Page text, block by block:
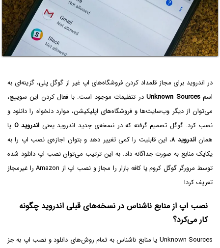
در اندروید برای مجاز قلمداد کردن فروشگاه‌های اپ غیر از گوگل پلی، گزینه‌ای به
اسمUnknown Sourcesدر تنظیمات موجود است. با فعال کردن این سوییچ،
می‌توان از دیگر وب‌سایت‌ها و فروشگاه‌های اپلیکیشن، موارد دلخواه را دانلود و
نصب کرد. گوگل تصمیم گرفته که در نسخه‌ی جدید اندروید یعنی اندروید O‌
یا
هماناندروید ۸ ، این قابلیت را کمی تغییر دهد و بتوان اجازه‌ی نصب اپ را به
یکایک منابع به صورت جداگانه داد. به این ترتیب می‌توان نصب اپ دانلود شده
توسط مرورگر گوگل کروم یا کافه بازار را مجاز و نصب اپ از Amazon را غیرمجاز
تعریف کرد!
نصب اپ از منابع ناشناس در نسخه‌های قبلی اندروید چگونه
کار می‌کرد؟
Unknown Sources یا منابع ناشناس به تمام روش‌های دانلود و نصب اپ به جز